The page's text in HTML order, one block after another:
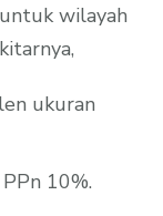
wilayah
ukuran
10%.